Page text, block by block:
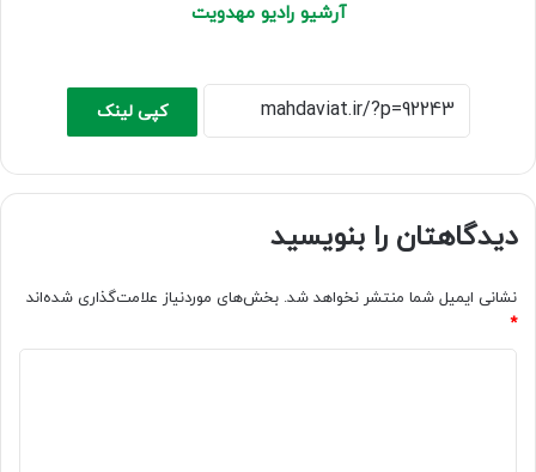
آرشیو رادیو مهدویت
کپی لینک
دیدگاهتان را بنویسید
نشانی ایمیل شما منتشر نخواهد شد. بخش‌های موردنیاز علامت‌گذاری شده‌اند
*